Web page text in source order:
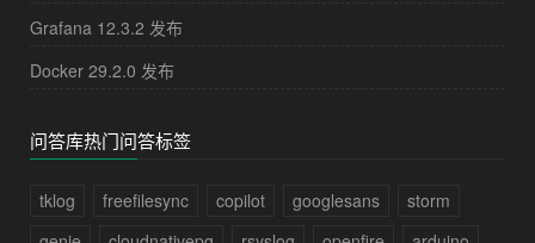
Grafana 12.3.2 发布
Docker 29.2.0 发布
问答库热门问答标签
tklog freefilesync copilot googlesans
storm